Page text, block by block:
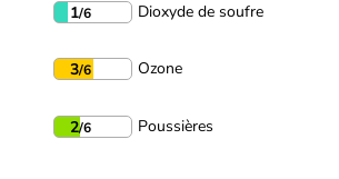
1/6 Dioxyde de soufre
3/6 Ozone
2/6 Poussières